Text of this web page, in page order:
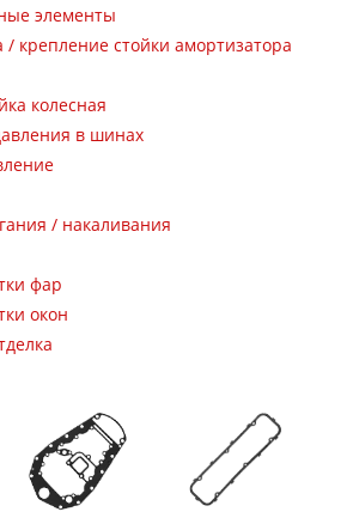
элементы
/ крепление стойки амортизатора
колесная
в шинах
/ накаливания
фар
окон